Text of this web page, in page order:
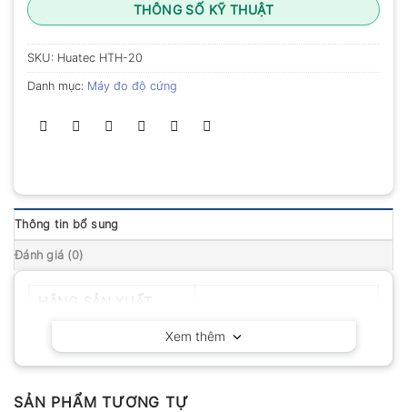
THÔNG SỐ KỸ THUẬT
SKU: Huatec HTH-20
Danh mục: Máy đo độ cứng
Thông tin bổ sung
Đánh giá (0)
Xem thêm
SẢN PHẨM TƯƠNG TỰ